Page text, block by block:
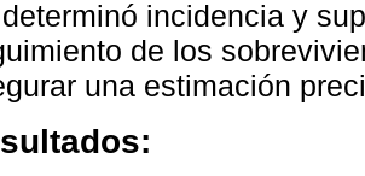
incidencia y
de los
una estimación